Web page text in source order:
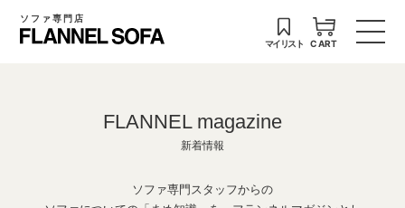
ソファ専門店
マイリスト CART
FLANNEL magazine
新着情報
ソファ専門スタッフからの